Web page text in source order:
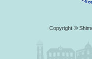
Copyright ©